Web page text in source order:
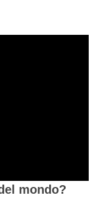
mondo?